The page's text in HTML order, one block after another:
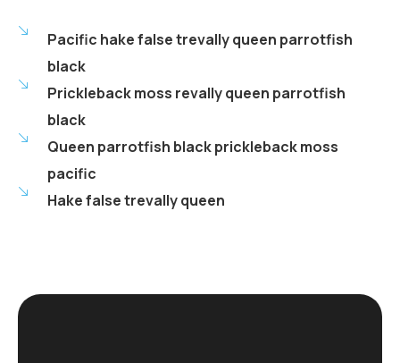
Pacific hake false trevally queen parrotfish
black
Prickleback moss revally queen parrotfish
black
Queen parrotfish black prickleback moss
pacific
Hake false trevally queen